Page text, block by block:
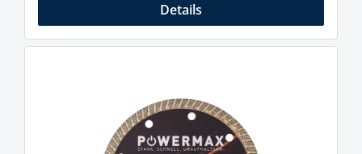
Details